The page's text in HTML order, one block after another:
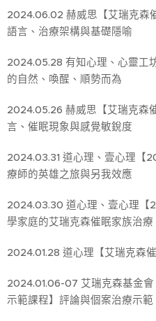
2024.06.02 赫威思【艾瑞克森
語言、治療架構與基礎隱喻
2024.05.28 有知心理、心靈工
的自然、喚醒、順勢而為
2024.05.26 赫威思【艾瑞克森
言、催眠現象與感覺敏銳度
2024.03.31 道心理、壹心理【
療師的英雄之旅與另我效應
2024.03.30 道心理、壹心理【
學家庭的艾瑞克森催眠家族治療
2024.01.28 道心理【艾瑞克森
2024.01.06-07 艾瑞克森基金
示範課程】評論與個案治療示範